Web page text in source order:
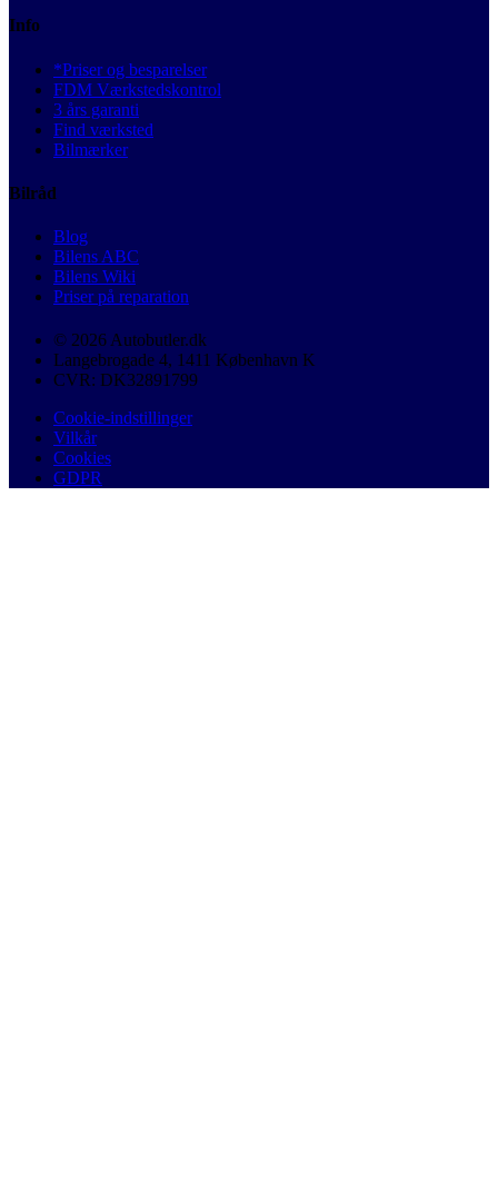
Info
*Priser og besparelser
FDM Værkstedskontrol
3 års garanti
Find værksted
Bilmærker
Bilråd
Blog
Bilens ABC
Bilens Wiki
Priser på reparation
© 2026 Autobutler.dk
Langebrogade 4, 1411 København K
CVR: DK32891799
Cookie-indstillinger
Vilkår
Cookies
GDPR